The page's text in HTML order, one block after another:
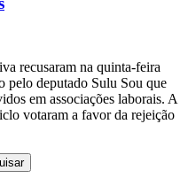
recusaram na quinta-feira
pelo deputado Sulu Sou que
em associações laborais. A
votaram a favor da rejeição